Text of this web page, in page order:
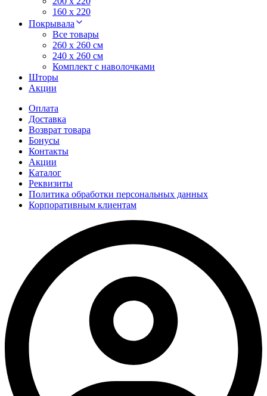
160 х 220
Покрывала
Все товары
260 x 260 см
240 х 260 см
Комплект с наволочками
Шторы
Акции
Оплата
Доставка
Возврат товара
Бонусы
Контакты
Акции
Каталог
Реквизиты
Политика обработки персональных данных
Корпоративным клиентам